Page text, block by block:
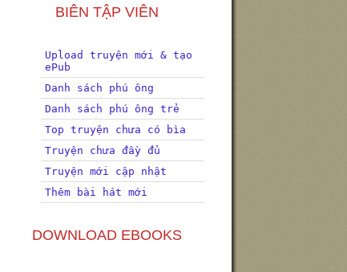
BIÊN TẬP VIÊN
Upload truyện mới & tạo
ePub
Danh sách phú ông
Danh sách phú ông trẻ
Top truyện chưa có bìa
Truyện chưa đầy đủ
Truyện mới cập nhật
Thêm bài hát mới
DOWNLOAD EBOOKS